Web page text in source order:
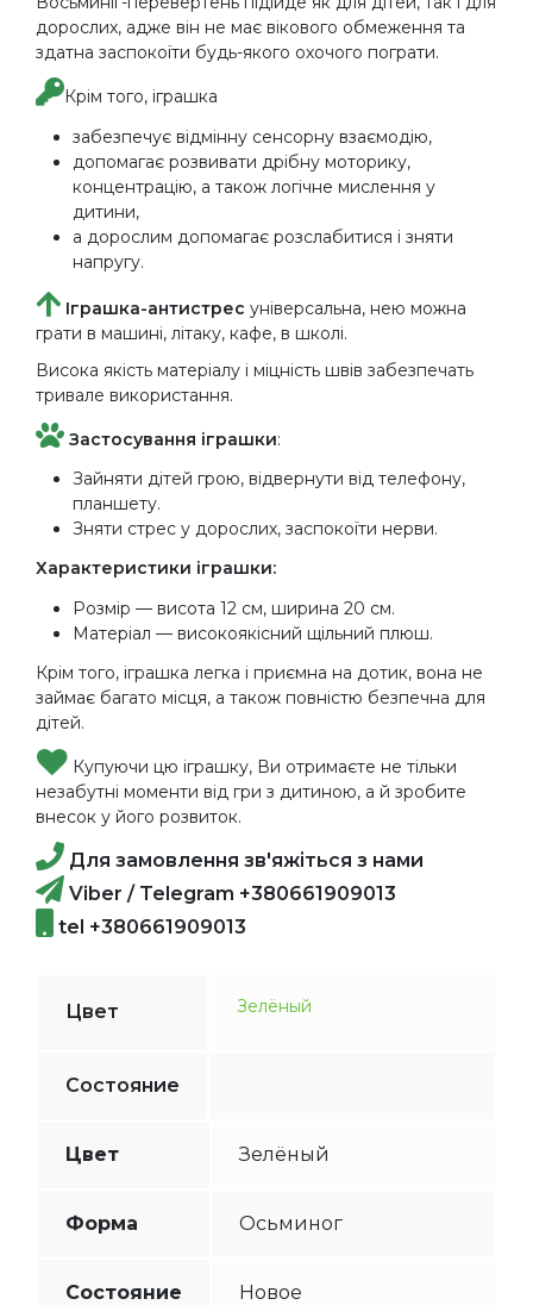
дорослих, адже він не має вікового обмеження та
здатна заспокоїти будь-якого охочого пограти.
Крім того, іграшка
забезпечує відмінну сенсорну взаємодію,
допомагає розвивати дрібну моторику,
концентрацію, а також логічне мислення у
дитини,
а дорослим допомагає розслабитися і зняти
напругу.
Іграшка-антистрес універсальна, нею можна
грати в машині, літаку, кафе, в школі.
Висока якість матеріалу і міцність швів забезпечать
тривале використання.
Застосування іграшки:
Зайняти дітей грою, відвернути від телефону,
планшету.
Зняти стрес у дорослих, заспокоїти нерви.
Характеристики іграшки:
Розмір — висота 12 см, ширина 20 см.
Матеріал — високоякісний щільний плюш.
Крім того, іграшка легка і приємна на дотик, вона не
займає багато місця, а також повністю безпечна для
дітей.
Купуючи цю іграшку, Ви отримаєте не тільки
незабутні моменти від гри з дитиною, а й зробите
внесок у його розвиток.
Для замовлення зв'яжіться з нами
Viber / Telegram +380661909013
tel +380661909013
Цвет Зелёный
Состояние
Цвет Зелёный
Форма Осьминог
Состояние Новое